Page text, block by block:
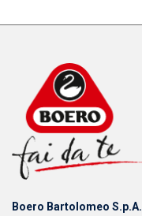
Boero Bartolomeo S.p.A.